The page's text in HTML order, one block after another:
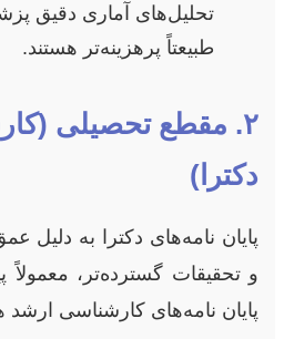
تحلیل‌های آماری دقیق
طبیعتاً پرهزینه‌تر هستند.
۲. مقطع تحصیلی
دکترا)
پایان نامه‌های دکترا به دلیل
و تحقیقات گسترده‌تر، معمولاً
پایان نامه‌های کارشناسی ارشد